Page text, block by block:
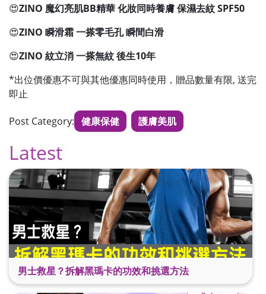
😍ZINO 魔幻亮肌BB精華化妝同時養膚 保濕去紋 SPF50
😍ZINO 瞬滑霜一搽零毛孔 瞬間白滑
😍ZINO 紋立消一搽無紋 後生10年
*出位價優惠不可與其他優惠同時使用，贈品數量有限, 送完
即止
Post Category: 健康保健 護膚美肌
Latest
男士救星？拆解黑瑪卡的功效和挑選方法